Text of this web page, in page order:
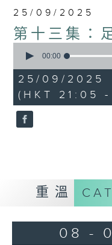
25/09/2025
第十三集：
seconds
55
minutes,
0
seconds
00:00
25/09/
(HKT 21:05
重溫
08 -